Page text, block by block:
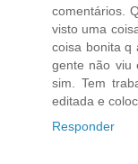
comentários.
visto uma
coisa bonita q
gente não viu
sim. Tem
editada e
Responder